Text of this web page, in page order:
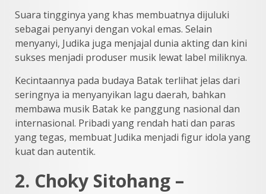
Suara tingginya yang khas membuatnya dijuluki
sebagai penyanyi dengan vokal emas. Selain
menyanyi, Judika juga menjajal dunia akting dan kini
sukses menjadi produser musik lewat label miliknya.
Kecintaannya pada budaya Batak terlihat jelas dari
seringnya ia menyanyikan lagu daerah, bahkan
membawa musik Batak ke panggung nasional dan
internasional. Pribadi yang rendah hati dan paras
yang tegas, membuat Judika menjadi figur idola yang
kuat dan autentik.
2. Choky Sitohang –